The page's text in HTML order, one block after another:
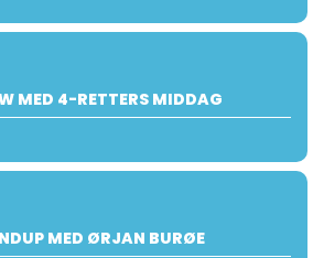
MED 4-RETTERS MIDDAG
MED ØRJAN BURØE